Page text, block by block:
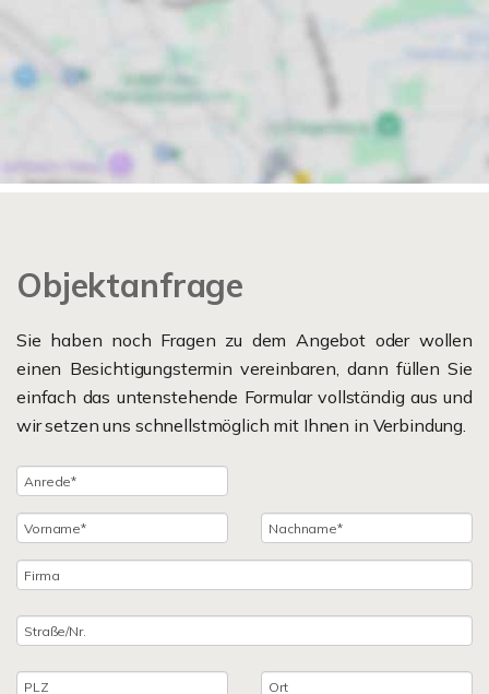
Objektanfrage
Sie haben noch Fragen zu dem Angebot oder wollen
einen Besichtigungstermin vereinbaren, dann füllen Sie
einfach das untenstehende Formular vollständig aus und
wir setzen uns schnellstmöglich mit Ihnen in Verbindung.